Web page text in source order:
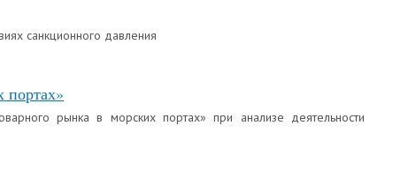
санкционного давления
портах»
рынка в морских портах» при анализе деятельности